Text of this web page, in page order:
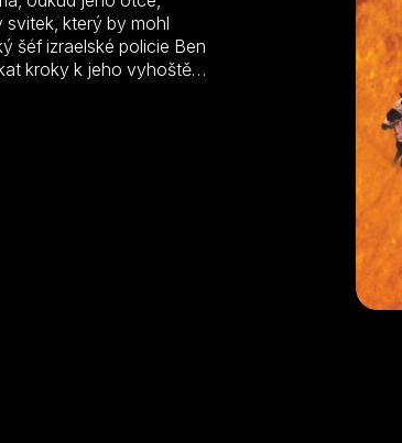
svitek, který by mohl
šéf izraelské policie Ben
kroky k jeho vyhoštění.
kterou se Rudymu